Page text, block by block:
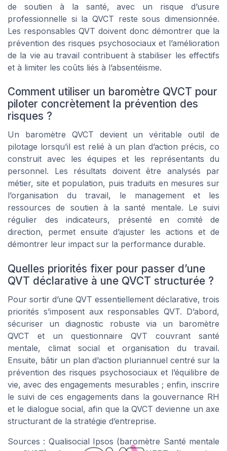
de soutien à la santé, avec un risque d’usure
professionnelle si la QVCT reste sous dimensionnée.
Les responsables QVT doivent donc démontrer que la
prévention des risques psychosociaux et l’amélioration
de la vie au travail contribuent à stabiliser les effectifs
et à limiter les coûts liés à l’absentéisme.
Comment utiliser un baromètre QVCT pour
piloter concrètement la prévention des
risques ?
Un baromètre QVCT devient un véritable outil de
pilotage lorsqu’il est relié à un plan d’action précis, co
construit avec les équipes et les représentants du
personnel. Les résultats doivent être analysés par
métier, site et population, puis traduits en mesures sur
l’organisation du travail, le management et les
ressources de soutien à la santé mentale. Le suivi
régulier des indicateurs, présenté en comité de
direction, permet ensuite d’ajuster les actions et de
démontrer leur impact sur la performance durable.
Quelles priorités fixer pour passer d’une
QVT déclarative à une QVCT structurée ?
Pour sortir d’une QVT essentiellement déclarative, trois
priorités s’imposent aux responsables QVT. D’abord,
sécuriser un diagnostic robuste via un baromètre
QVCT et un questionnaire QVT couvrant santé
mentale, climat social et organisation du travail.
Ensuite, bâtir un plan d’action pluriannuel centré sur la
prévention des risques psychosociaux et l’équilibre de
vie, avec des engagements mesurables ; enfin, inscrire
le suivi de ces engagements dans la gouvernance RH
et le dialogue social, afin que la QVCT devienne un axe
structurant de la stratégie d’entreprise.
Sources : Qualisocial Ipsos (baromètre Santé mentale